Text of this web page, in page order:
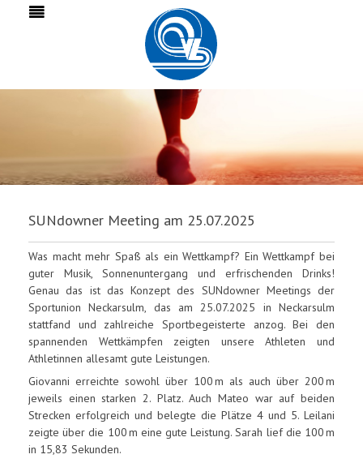
SUNdowner Meeting am 25.07.2025
Was macht mehr Spaß als ein Wettkampf? Ein Wettkampf bei
guter Musik, Sonnenuntergang und erfrischenden Drinks!
Genau das ist das Konzept des SUNdowner Meetings der
Sportunion Neckarsulm, das am 25.07.2025 in Neckarsulm
stattfand und zahlreiche Sportbegeisterte anzog. Bei den
spannenden Wettkämpfen zeigten unsere Athleten und
Athletinnen allesamt gute Leistungen.
Giovanni erreichte sowohl über 100 m als auch über 200 m
jeweils einen starken 2. Platz. Auch Mateo war auf beiden
Strecken erfolgreich und belegte die Plätze 4 und 5. Leilani
zeigte über die 100 m eine gute Leistung. Sarah lief die 100 m
in 15,83 Sekunden.